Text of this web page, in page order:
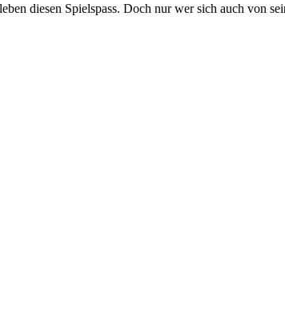
diesen Spielspass. Doch nur wer sich auch von